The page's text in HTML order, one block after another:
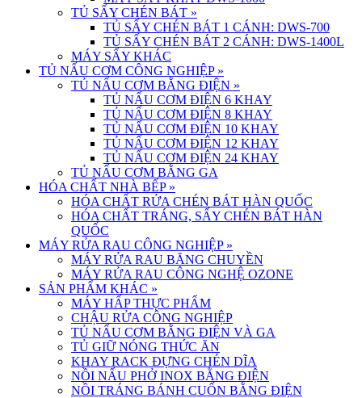
TỦ SẤY CHÉN BÁT »
TỦ SẤY CHÉN BÁT 1 CÁNH: DWS-700
TỦ SẤY CHÉN BÁT 2 CÁNH: DWS-1400L
MÁY SẤY KHÁC
TỦ NẤU CƠM CÔNG NGHIỆP »
TỦ NẤU CƠM BẰNG ĐIỆN »
TỦ NẤU CƠM ĐIỆN 6 KHAY
TỦ NẤU CƠM ĐIỆN 8 KHAY
TỦ NẤU CƠM ĐIỆN 10 KHAY
TỦ NẤU CƠM ĐIỆN 12 KHAY
TỦ NẤU CƠM ĐIỆN 24 KHAY
TỦ NẤU CƠM BẰNG GA
HÓA CHẤT NHÀ BẾP »
HÓA CHẤT RỬA CHÉN BÁT HÀN QUỐC
HÓA CHẤT TRÁNG, SẤY CHÉN BÁT HÀN
QUỐC
MÁY RỬA RAU CÔNG NGHIỆP »
MÁY RỬA RAU BĂNG CHUYỀN
MÁY RỬA RAU CÔNG NGHỆ OZONE
SẢN PHẨM KHÁC »
MÁY HẤP THỰC PHẨM
CHẬU RỬA CÔNG NGHIỆP
TỦ NẤU CƠM BẰNG ĐIỆN VÀ GA
TỦ GIỮ NÓNG THỨC ĂN
KHAY RACK ĐỰNG CHÉN DĨA
NỒI NẤU PHỞ INOX BẰNG ĐIỆN
NỒI TRÁNG BÁNH CUỐN BẰNG ĐIỆN